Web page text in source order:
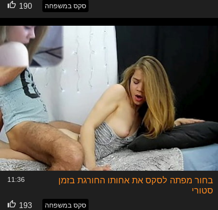
סקס במשפחה 190
בחור מפתה לסקס את אחותו החורגת בזמן
סטורי
11:36
סקס במשפחה 193